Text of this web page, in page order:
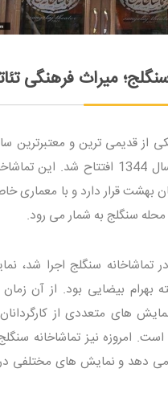
میراث فرهنگی
از قدیمی‌ ترین و معتبرترین
ایران است که در سال 1344 افتتاح شد.
بهشت قرار دارد و با معماری
سنگلج به شمار می‌ رود.
تماشاخانه سنگلج اجرا شد،
بهرام بیضایی بود. از آن
های متعددی از
است. امروزه نیز تماشاخانه
می‌ دهد و نمایش‌ های مختلفی